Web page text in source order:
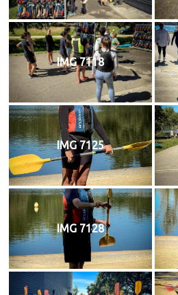
IMG 7118
IMG 7125
IMG 7128